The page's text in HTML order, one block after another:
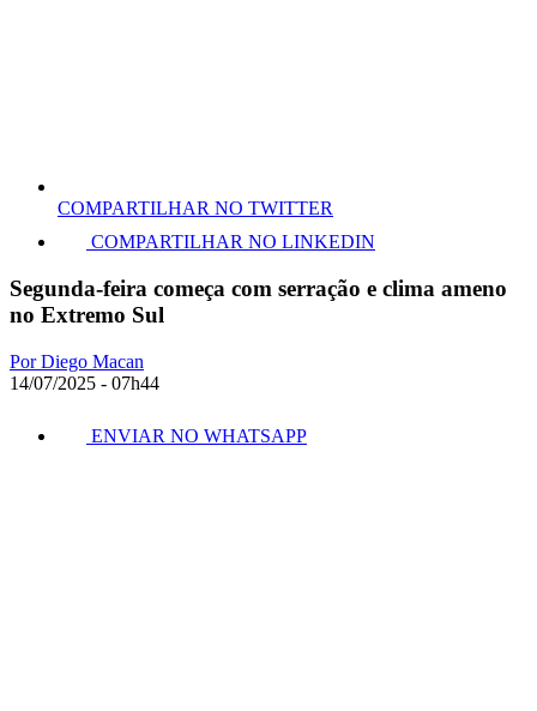
COMPARTILHAR NO TWITTER
COMPARTILHAR NO LINKEDIN
Segunda-feira começa com serração e clima ameno
no Extremo Sul
Por Diego Macan
14/07/2025 - 07h44
ENVIAR NO WHATSAPP